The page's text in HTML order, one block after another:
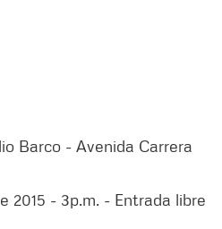
Barco - Avenida Carrera
2015 - 3p.m. - Entrada libre